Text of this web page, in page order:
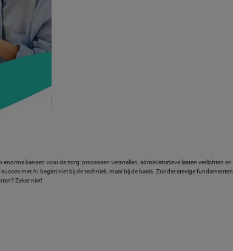
kansen voor de zorg: processen versnellen, administratieve lasten verlichten en
met AI begint niet bij de techniek, maar bij de basis. Zonder stevige fundamenten
Zeker niet!